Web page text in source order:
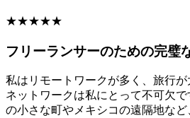
★★★★★
フリーランサーのための完璧
私はリモートワークが多く、旅行
ネットワークは私にとって不可欠で
の小さな町やメキシコの遠隔地な